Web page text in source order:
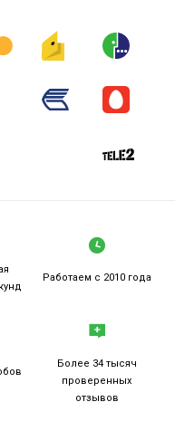
Работаем с 2010 года
Более 34 тысяч
проверенных
отзывов